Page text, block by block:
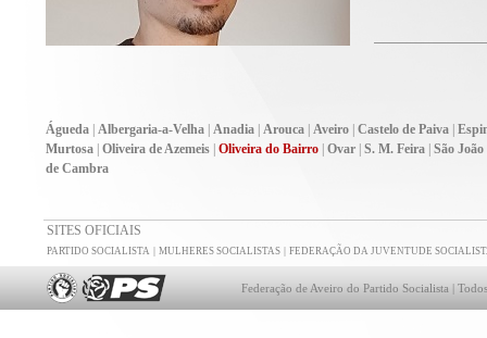
Águeda| Albergaria-a-Velha| Anadia| Arouca| Aveiro| Castelo de Paiva|
Murtosa| Oliveira de Azemeis| Oliveira do Bairro| Ovar| S. M. Feira| São
de Cambra
SITES OFICIAIS
PARTIDO SOCIALISTA | MULHERES SOCIALISTAS | FEDERAÇÃO DA JUVENTUDE
Federação de Aveiro do Partido Socialista |